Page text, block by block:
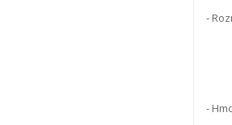
-
-